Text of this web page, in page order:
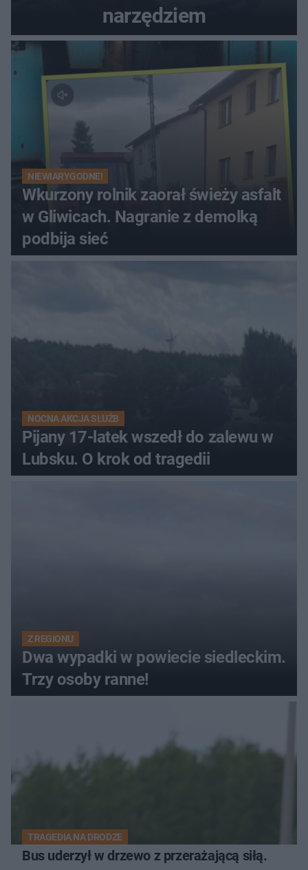
narzędziem
NIEWIARYGODNE!
Wkurzony rolnik zaorał świeży asfalt
w Gliwicach. Nagranie z demolką
podbija sieć
NOCNA AKCJA SŁUŻB
Pijany 17-latek wszedł do zalewu w
Lubsku. O krok od tragedii
Z REGIONU
Dwa wypadki w powiecie siedleckim.
Trzy osoby ranne!
TRAGEDIA NA DRODZE
Bus uderzył w drzewo z przerażającą siłą.